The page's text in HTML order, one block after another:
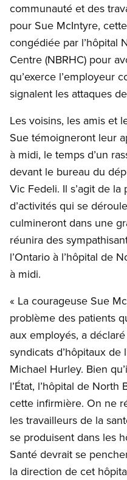
communauté et des
pour Sue McIntyre,
congédiée par l’hôpital
Centre (NBRHC) pour
qu’exerce l’employeur
signalent les attaques
Les voisins, les amis et
Sue témoigneront leur
à midi, le temps d’un
devant le bureau du
Vic Fedeli. Il s’agit de
d’activités qui se
culmineront dans une
réunira des
l’Ontario à l’hôpital de
à midi.
« La courageuse Sue
problème des patients
aux employés, a
syndicats d’hôpitaux de
Michael Hurley. Bien
l’État, l’hôpital de
cette infirmière. On ne
les travailleurs de la
se produisent dans les
Santé devrait se
la direction de cet